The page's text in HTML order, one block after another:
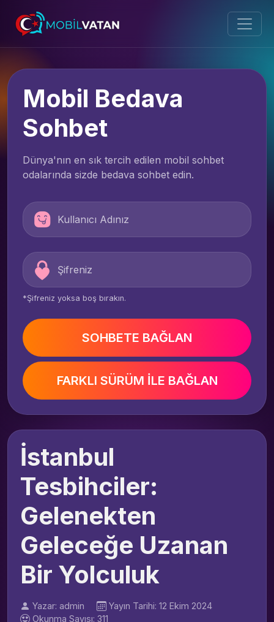
Mobil Bedava
Sohbet
Dünya'nın en sık tercih edilen mobil sohbet
odalarında sizde bedava sohbet edin.
*Şifreniz yoksa boş bırakın.
SOHBETE BAĞLAN
FARKLI SÜRÜM İLE BAĞLAN
İstanbul
Tesbihciler:
Gelenekten
Geleceğe Uzanan
Bir Yolculuk
Yazar: admin
Yayın Tarihi: 12 Ekim 2024
Okunma Sayısı: 311